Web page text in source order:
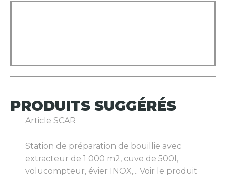
PRODUITS SUGGÉRÉS
Article SCAR
Station de préparation de bouillie avec
extracteur de 1 000 m2, cuve de 500l,
volucompteur, évier INOX,... Voir le produit